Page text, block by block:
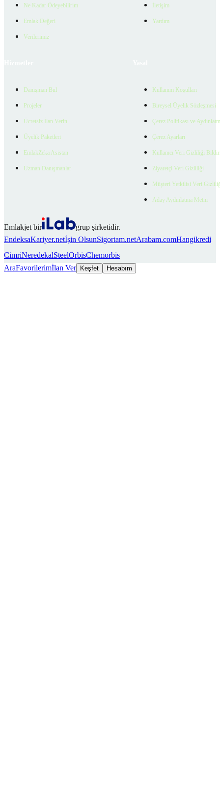
Ne Kadar Ödeyebilirim
Emlak Değeri
Verilerimiz
İletişim
Yardım
Danışman Bul
Projeler
Ücretsiz İlan Verin
Üyelik Paketleri
EmlakZeka Asistan
Uzman Danışmanlar
Kullanım Koşulları
Bireysel Üyelik Sözleşmesi
Çerez Politikası ve
Çerez Ayarları
Kullanıcı Veri Gizliliği
Ziyaretçi Veri Gizliliği
Müşteri Yetkilisi Veri
Aday Aydınlatma Metni
Emlakjet bir
grup şirketidir.
EndeksaKariyer.netİşin OlsunSigortam.netArabam.comHangikredi
CimriNeredekalSteelOrbisChemorbis
AraFavorilerimİlan Ver Keşfet Hesabım